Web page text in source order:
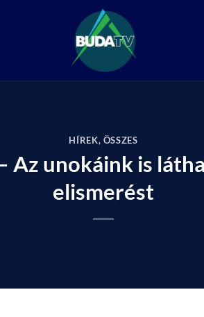
HÍREK, ÖSSZES
Az unokáink is
elismerést